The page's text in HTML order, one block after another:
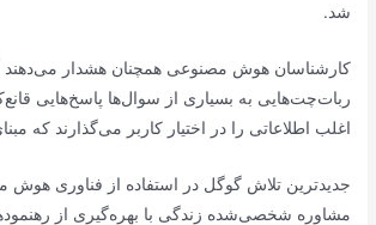
شد.
کارشناسان هوش مصنوعی همچنان هشدار می‌دهند
ربات‌چت‌هایی به بسیاری از سوال‌ها پاسخ‌هایی
اغلب اطلاعاتی را در اختیار کاربر می‌گذارند که
جدیدترین تلاش گوگل در استفاده از فناوری هوش
مشاوره‌ شخصی‌شده زندگی با بهره‌گیری از